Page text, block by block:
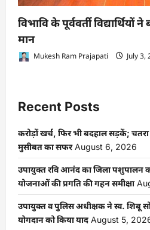
विभावि के पूर्ववर्ती विद्यार्थियों
मान
Mukesh Ram Prajapati July 3,
Recent Posts
करोड़ों खर्च, फिर भी बदहाल सड़कें; चतरा
मुसीबत का सफर August 6, 2026
उपायुक्त रवि आनंद का जिला पशुपालन
योजनाओं की प्रगति की गहन समीक्षा
उपायुक्त व पुलिस अधीक्षक ने स्व. शिबू
योगदान को किया याद August 5,